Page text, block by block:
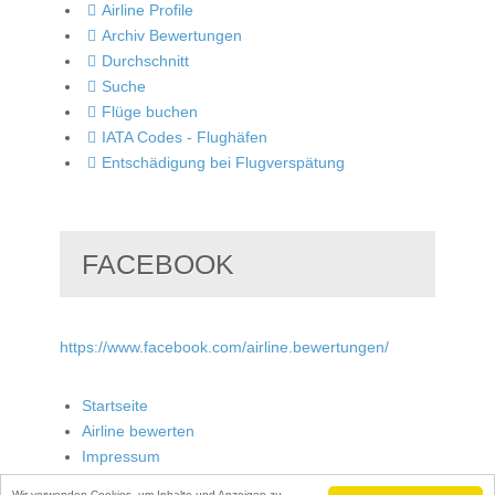
Airline Profile
Archiv Bewertungen
Durchschnitt
Suche
Flüge buchen
IATA Codes - Flughäfen
Entschädigung bei Flugverspätung
FACEBOOK
https://www.facebook.com/airline.bewertungen/
Startseite
Airline bewerten
Impressum